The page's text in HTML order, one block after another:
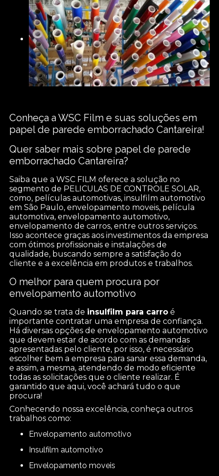
Conheça a WSC Film e suas soluções em
papel de parede emborrachado Cantareira!
Quer saber mais sobre papel de parede
emborrachado Cantareira?
Saiba que a WSC FILM oferece a solução no
segmento de PELICULAS DE CONTROLE SOLAR,
como, películas automotivas, insulfilm automotivo
em São Paulo, envelopamento moveis, película
automotiva, envelopamento automotivo,
envelopamento de carros, entre outros serviços.
Isso acontece graças aos investimentos da empresa
com ótimos profissionais e instalações de
qualidade, buscando sempre a satisfação do
cliente e a excelência em produtos e trabalhos.
O melhor para quem procura por
envelopamento automotivo
Quando se trata de insulfilm para carro é
importante contratar uma empresa de confiança.
Há diversas opções de envelopamento automotivo
que devem estar de acordo com as demandas
apresentadas pelo cliente, por isso, é necessário
escolher bem a empresa para sanar essa demanda,
e assim, a mesma, atendendo de modo eficiente
todas as solicitações que o cliente realizar. É
garantido que aqui, você achará tudo o que
procura!
Conhecendo nossa excelência, conheça outros
trabalhos como:
envelopamento automotivo
insulfilm automotivo
envelopamento moveis